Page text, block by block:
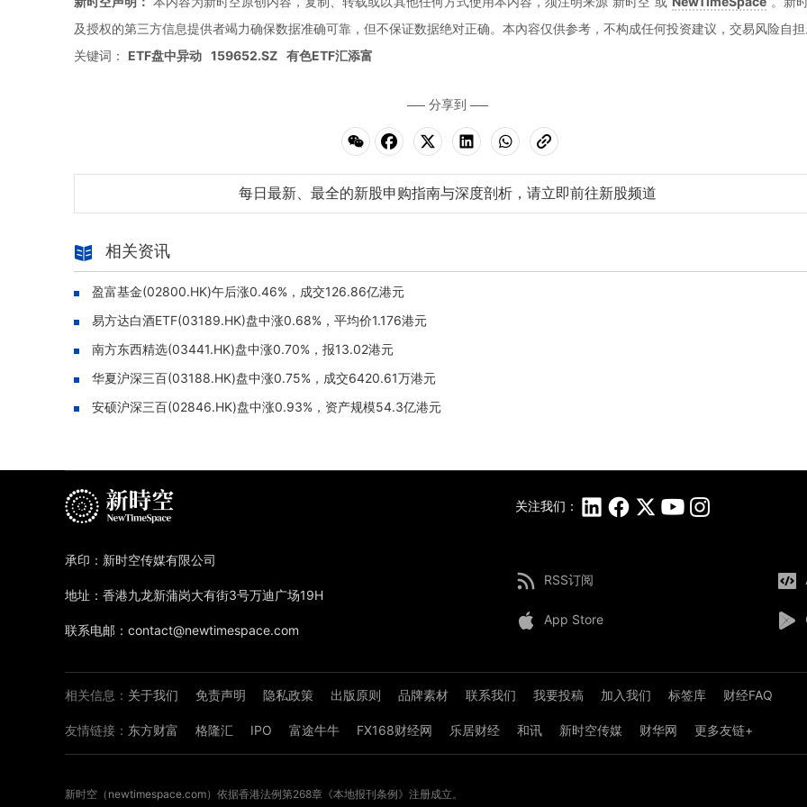
及授权的第三方信息提供者竭力确保数据准确可靠，但不保证数据绝对正确。本內容仅供参考，不构成任何投资建议，交易风险自
关键词：
ETF盘中异动 159652.SZ 有色ETF汇添富
分享到
每日最新、最全的新股申购指南与深度剖析，请立即前往新股频道
相关资讯
盈富基金(02800.HK)午后涨0.46%，成交126.86亿港元
易方达白酒ETF(03189.HK)盘中涨0.68%，平均价1.176港元
南方东西精选(03441.HK)盘中涨0.70%，报13.02港元
华夏沪深三百(03188.HK)盘中涨0.75%，成交6420.61万港元
安硕沪深三百(02846.HK)盘中涨0.93%，资产规模54.3亿港元
关注我们：
RSS订阅
App Store
相关信息： 关于我们 免责声明 隐私政策 出版原则 品牌素材 联系我们 我要投稿 加入我们 标签库 财经FAQ
友情链接： 东方财富 格隆汇 IPO 富途牛牛 FX168财经网 乐居财经 和讯 新时空传媒 财华网 更多友链+
承印：新时空传媒有限公司
地址：香港九龙新蒲岗大有街3号万迪广场19H
联系电邮：contact@newtimespace.com
新时空（ newtimespace.com）依据香港法例第268章《本地报刊条例》注册成立。